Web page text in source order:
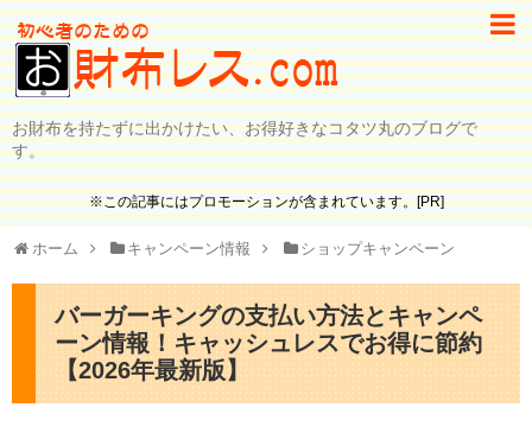
お財布を持たずに出かけたい、お得好きなコタツ丸のブログで
す。
※この記事にはプロモーションが含まれています。[PR]
ホーム キャンペーン情報 ショップキャンペーン
バーガーキングの支払い方法とキャンペ
ーン情報！キャッシュレスでお得に節約
【2026年最新版】